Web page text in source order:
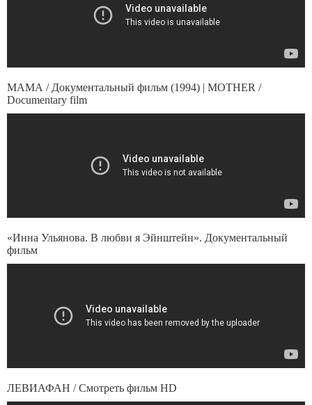
МАМА / Документальный фильм (1994) | MOTHER /
Documentary film
«Инна Ульянова. В любви я Эйнштейн». Документальный
фильм
ЛЕВИАФАН / Смотреть фильм HD